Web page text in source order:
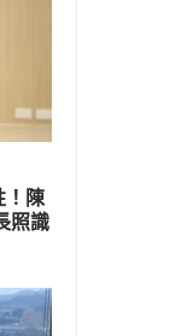
！陳
照識